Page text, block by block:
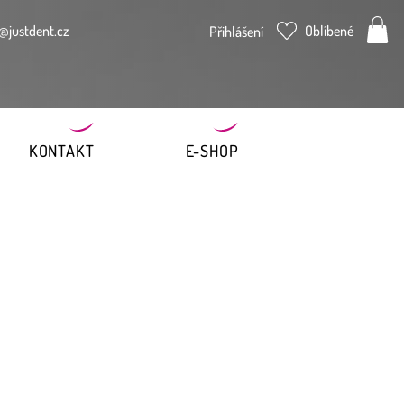
Přihlášení Oblíbené
KONTAKT E-SHOP